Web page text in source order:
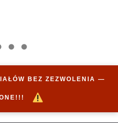
BEZ ZEZWOLENIA —